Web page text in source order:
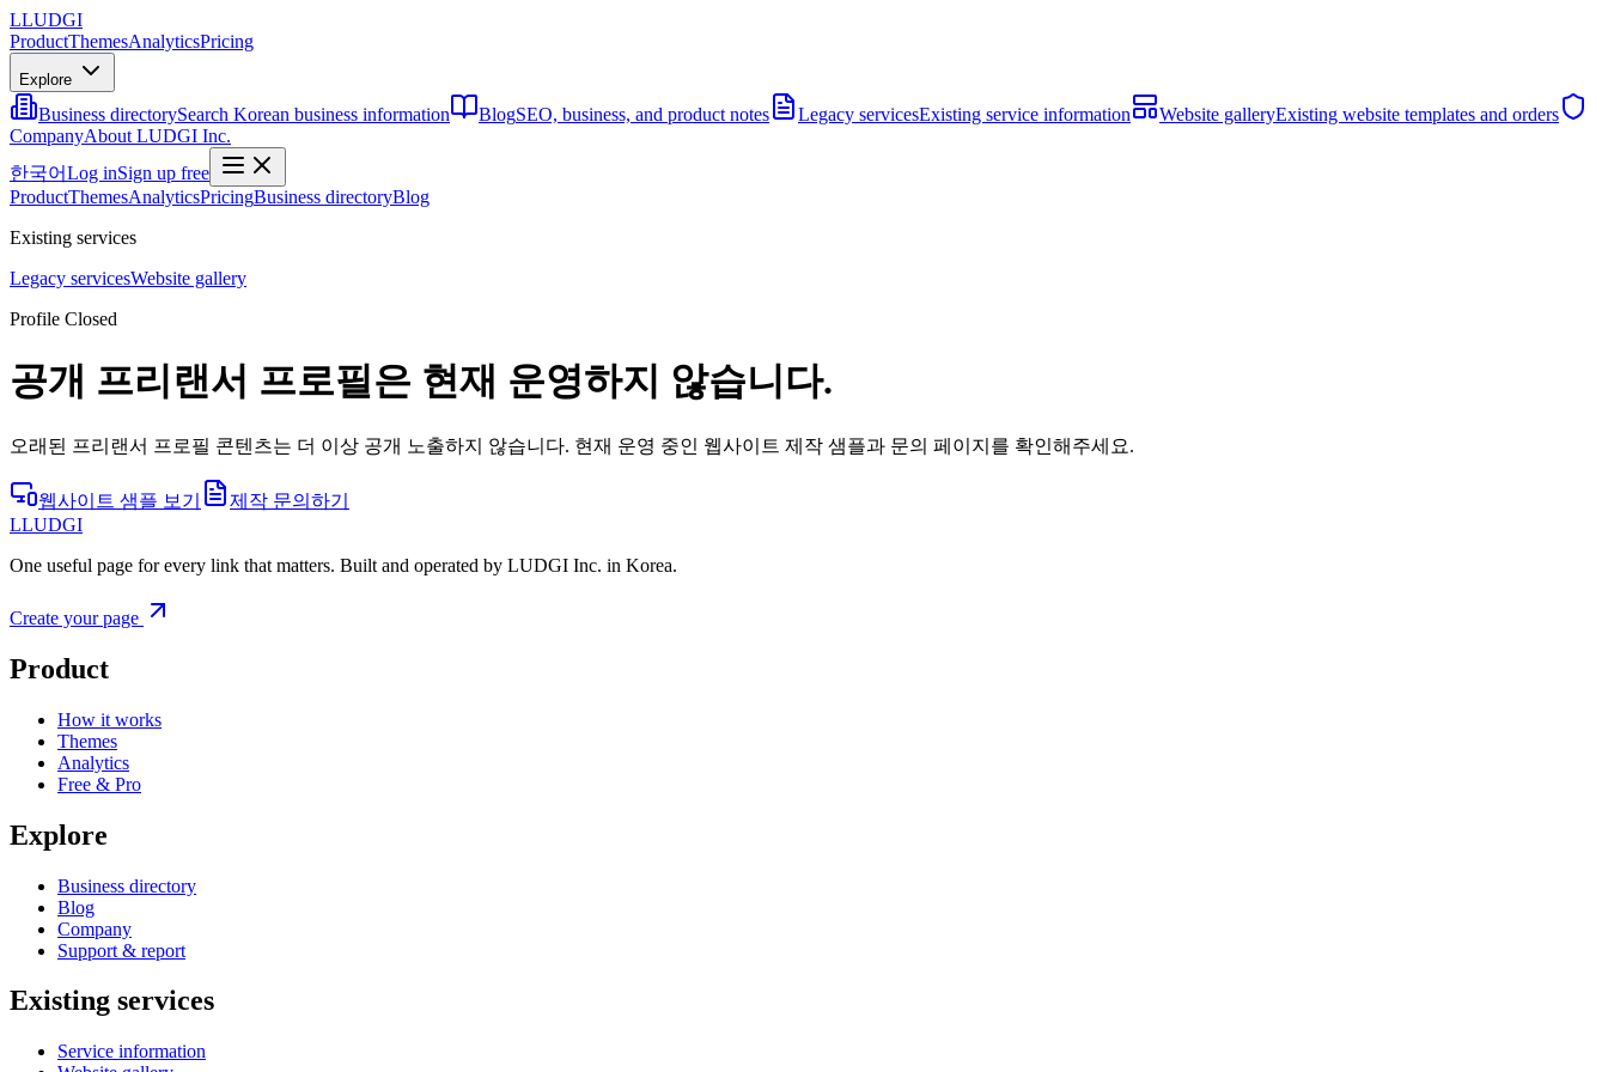
LLUDGI
ProductThemesAnalyticsPricing
Explore
Business directorySearch Korean business information BlogSEO, business, and product notes Legacy servicesExisting service information Website galleryExisting website templates and orders
CompanyAbout LUDGI Inc.
한국어Log inSign up free
ProductThemesAnalyticsPricingBusiness directoryBlog
Existing services
Legacy servicesWebsite gallery
Profile Closed
공개 프리랜서 프로필은 현재 운영하지 않습니다.
오래된 프리랜서 프로필 콘텐츠는 더 이상 공개 노출하지 않습니다. 현재 운영 중인 웹사이트 제작 샘플과 문의 페이지를 확인해주세요.
웹사이트 샘플 보기
제작 문의하기
LLUDGI
One useful page for every link that matters. Built and operated by LUDGI Inc. in Korea.
Create your page
Product
How it works
Themes
Analytics
Free & Pro
Explore
Business directory
Blog
Company
Support & report
Existing services
Service information